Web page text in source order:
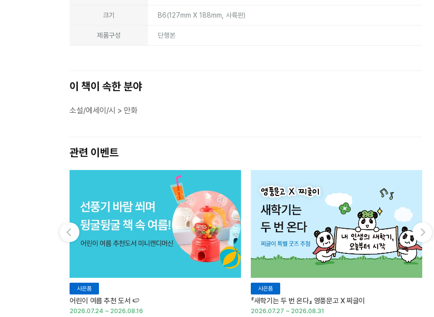
크기 B6(127mm X 188mm, 사륙판)
제품구성 단행본
이 책이 속한 분야
소설/에세이/시 > 만화
관련 이벤트
사은품
어린이 여름 추천 도서 🍉
2026.07.24 ~ 2026.08.16
사은품
『새학기는 두 번 온다』 영풍문고 X 찌글이
2026.07.27 ~ 2026.08.31